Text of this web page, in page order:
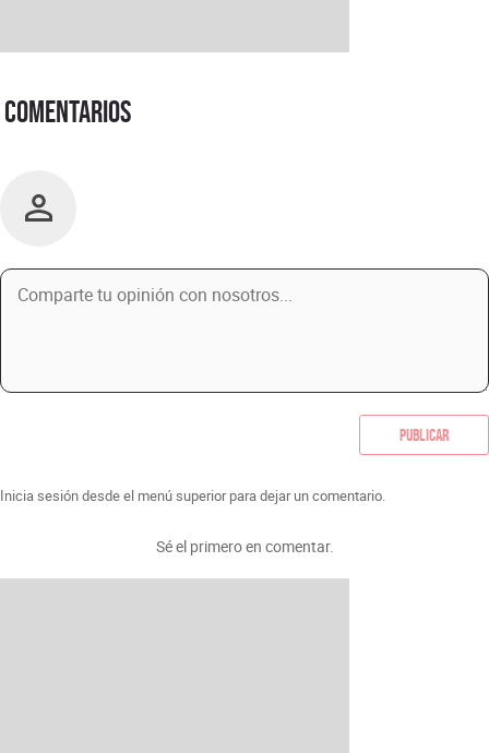
Comentarios
Publicar
Inicia sesión desde el menú superior para dejar un comentario.
Sé el primero en comentar.